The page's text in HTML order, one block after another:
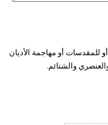
للمقدسات أو مهاجمة الأديان
والشتائم.